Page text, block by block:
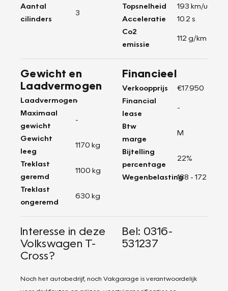
Aantal
cilinders
3
Topsnelheid
193 km/u
Acceleratie
10.2 s
Co2
emissie
112 g/km
Gewicht en
Laadvermogen
Laadvermogen-
Maximaal
gewicht
-
Gewicht
leeg
1170 kg
Treklast
geremd
1100 kg
Treklast
ongeremd
630 kg
Financieel
Verkoopprijs
€17.950
Financial
lease
-
Btw
marge
M
Bijtelling
percentage
22%
Wegenbelasting188 - 172
Interesse in deze
Volkswagen T-
Cross?
Bel: 0316-
531237
Noch het autobedrijf, noch Vakgarage is verantwoordelijk